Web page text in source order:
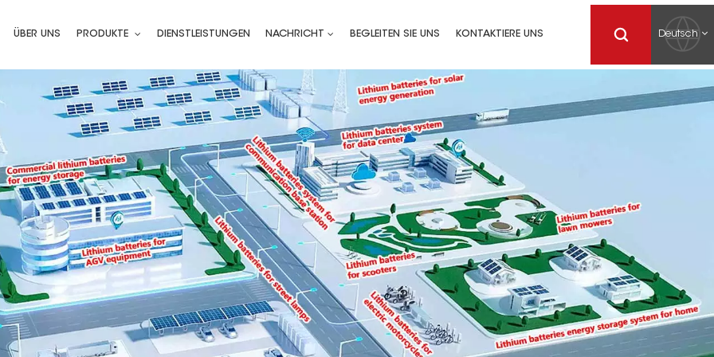
ÜBER UNS PRODUKTE DIENSTLEISTUNGEN NACHRICHT BEGLEITEN SIE UNS KONTAKTIERE UNS Deutsch